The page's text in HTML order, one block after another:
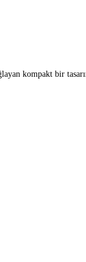
kompakt bir